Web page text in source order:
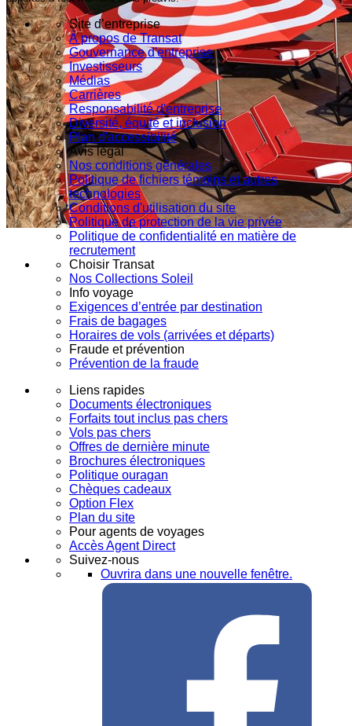
Site d’entreprise
À propos de Transat
Gouvernance d'entreprise
Investisseurs
Médias
Carrières
Responsabilité d'entreprise
Diversité, équité et inclusion
Plan d'accessibilité
Avis légal
Nos conditions générales
Politique de fichiers témoins et autres
technologies
Conditions d'utilisation du site
Politique de protection de la vie privée
Politique de confidentialité en matière de
recrutement
Choisir Transat
Nos Collections Soleil
Info voyage
Exigences d’entrée par destination
Frais de bagages
Horaires de vols (arrivées et départs)
Fraude et prévention
Prévention de la fraude
Liens rapides
Documents électroniques
Forfaits tout inclus pas chers
Vols pas chers
Offres de dernière minute
Brochures électroniques
Politique ouragan
Chèques cadeaux
Option Flex
Plan du site
Pour agents de voyages
Accès Agent Direct
Suivez-nous
Ouvrira dans une nouvelle fenêtre.